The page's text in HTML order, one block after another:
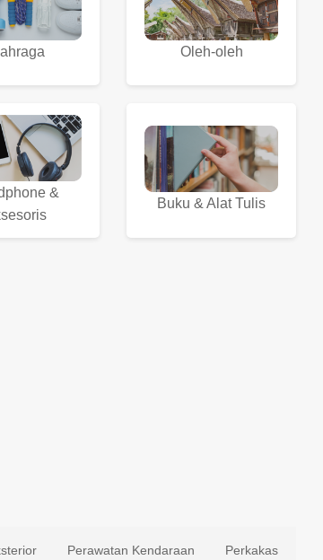
Oleh-oleh
&
Buku & Alat Tulis
Perawatan Kendaraan Perkakas